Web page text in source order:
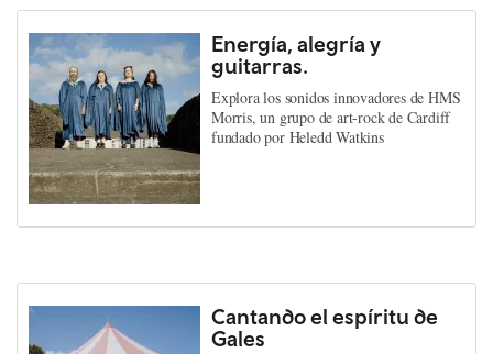
Energía, alegría y
guitarras.
Explora los sonidos innovadores de HMS
Morris, un grupo de art-rock de Cardiff
fundado por Heledd Watkins
Cantando el espíritu de
Gales